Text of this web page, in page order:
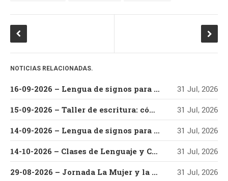
Centro Asociado de
Pontevedra
Asociado de Tudela
Economía Educación Empleo
Empresa Estudiantes UNED
Historia de España
del arte Idiomas Inglés
Literatura Mediación
Medioambiente Mujer Perspectiva de
género
Plataforma AVIP
Psicología Salud Salud
mental Sociedad
Tecnologías de la
NOTICIAS RELACIONADAS.
16-09-2026 – Lengua de signos para la atención al alumnado con discapacidad auditiva 31 Jul, 2026
15-09-2026 – Taller de escritura: cómo escribir y editar un libro 31 Jul, 2026
14-09-2026 – Lengua de signos para la atención al público 31 Jul, 2026
14-10-2026 – Clases de Lenguaje y Cultura Coreana – Nivel Básico – Parte I 31 Jul, 2026
29-08-2026 – Jornada La Mujer y la Música de Raíz en el Festival Villar de los Mundos (Edición 2026) Con Vanesa Muela y Fernando Valladares 31 Jul, 2026